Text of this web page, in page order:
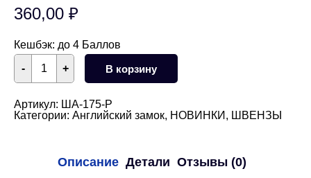
360,00 ₽
Кешбэк: до 4 Баллов
+
Количество
товара
Швензы
английский
замок
- В корзину
Артикул: ША-175-Р
Категории: Английский замок, НОВИНКИ , ШВЕНЗЫ
Описание Детали Отзывы (0)